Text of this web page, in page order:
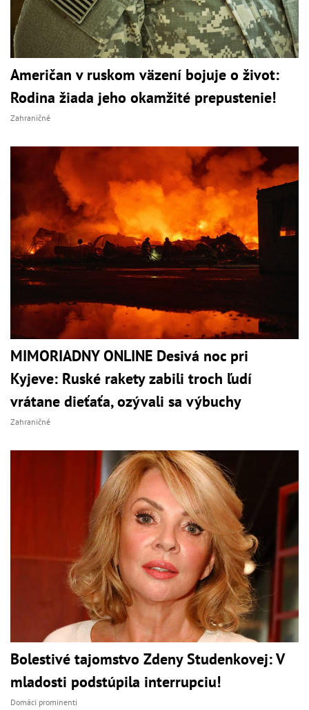
Američan v ruskom väzení bojuje o život:
Rodina žiada jeho okamžité prepustenie!
Zahraničné
MIMORIADNY ONLINE Desivá noc pri
Kyjeve: Ruské rakety zabili troch ľudí
vrátane dieťaťa, ozývali sa výbuchy
Zahraničné
Bolestivé tajomstvo Zdeny Studenkovej: V
mladosti podstúpila interrupciu!
Domáci prominenti